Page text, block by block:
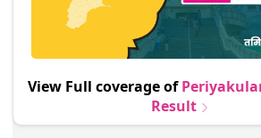
View Full coverage of
Result